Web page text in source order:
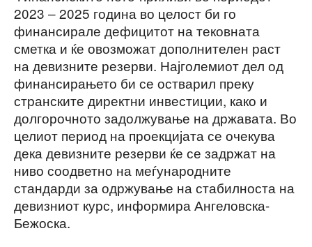
2023 ‒ 2025 година во целост би го
финансирале дефицитот на тековната
сметка и ќе овозможат дополнителен раст
на девизните резерви. Најголемиот дел од
финансирањето би се остварил преку
странските директни инвестиции, како и
долгорочното задолжување на државата. Во
целиот период на проекцијата се очекува
дека девизните резерви ќе се задржат на
ниво соодветно на меѓународните
стандарди за одржување на стабилноста на
девизниот курс, информира Ангеловска-
Бежоска.